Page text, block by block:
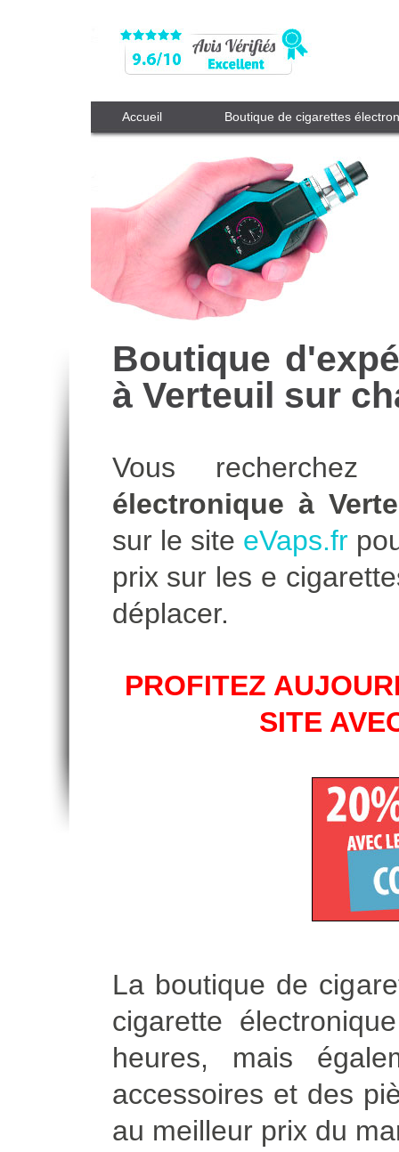
Accueil Boutique de cigarettes
Boutique
à Verteuil sur
Vous
électronique à
sur le site eVaps.fr
prix sur les e
déplacer.
PROFITEZ
SITE
La boutique de
cigarette
heures, mais
accessoires et des
au meilleur prix du